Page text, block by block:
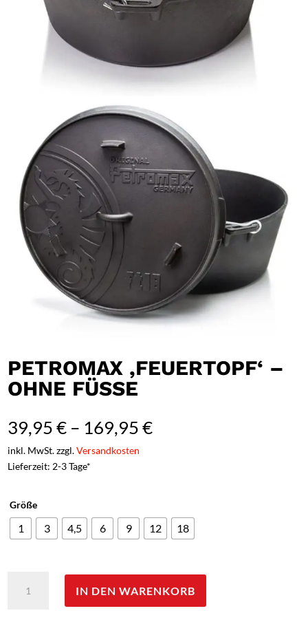
PETROMAX ‚FEUERTOPF‘ –
OHNE FÜSSE
39,95€ – 169,95€
inkl. MwSt. zzgl.Versandkosten
Lieferzeit: 2-3 Tage*
Größe
1 3 4,5 6 9 12 18
'Feuertopf'
IN DEN WARENKORB